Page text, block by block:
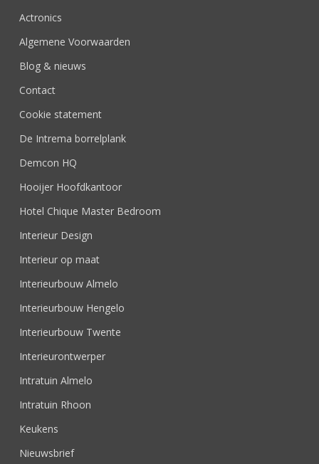
Actronics
Algemene Voorwaarden
Blog & nieuws
Contact
Cookie statement
De Intrema borrelplank
Demcon HQ
Hooijer Hoofdkantoor
Hotel Chique Master Bedroom
Interieur Design
Interieur op maat
Interieurbouw Almelo
Interieurbouw Hengelo
Interieurbouw Twente
Interieurontwerper
Intratuin Almelo
Intratuin Rhoon
Keukens
Nieuwsbrief